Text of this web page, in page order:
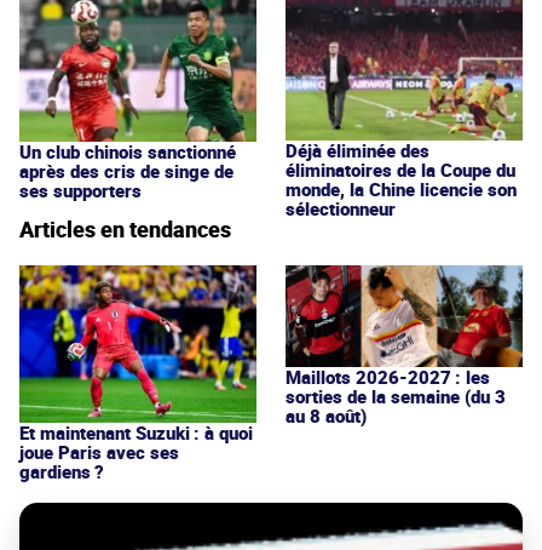
Un club chinois sanctionné
après des cris de singe de
ses supporters
Déjà éliminée des
éliminatoires de la Coupe du
monde, la Chine licencie son
sélectionneur
Articles en tendances
Et maintenant Suzuki : à quoi
joue Paris avec ses
gardiens ?
Maillots 2026-2027 : les
sorties de la semaine (du 3
au 8 août)